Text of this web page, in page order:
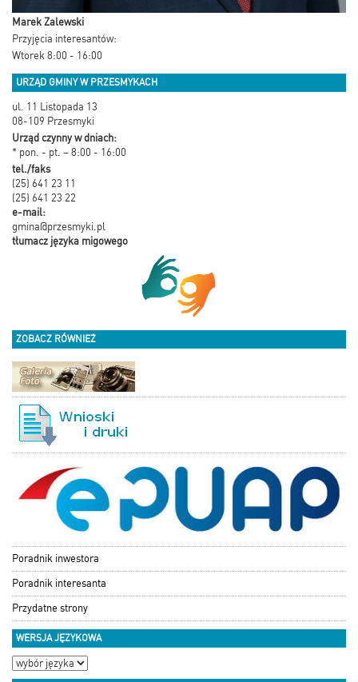
Marek Zalewski
Przyjęcia interesantów:
Wtorek 8:00 - 16:00
URZĄD GMINY W PRZESMYKACH
ul. 11 Listopada 13
08-109 Przesmyki
Urząd czynny w dniach:
* pon. - pt. – 8:00 - 16:00
tel./faks
(25) 641 23 11
(25) 641 23 22
e-mail:
gmina@przesmyki.pl
tłumacz języka migowego
ZOBACZ RÓWNIEŻ
Poradnik inwestora
Poradnik interesanta
Przydatne strony
WERSJA JĘZYKOWA